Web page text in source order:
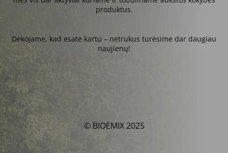
produktus.
Dėkojame, kad esate kartu – netrukus turėsime dar daugiau
naujienų!
© BIOEMIX 2025